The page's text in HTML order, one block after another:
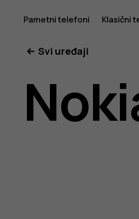
za
Pametni telefoni Klasični
Svi uređaji